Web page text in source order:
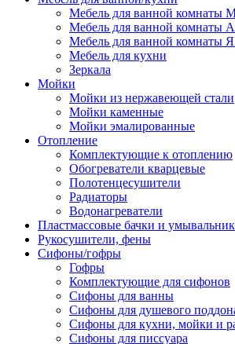
Мебель для ванной комнаты
Мебель для ванной
Мебель для ванной комнаты
Мебель для кухни
Зеркала
Мойки
Мойки из нержавеющей стали
Мойки каменные
Мойки эмалированные
Отопление
Комплектующие к отоплению
Обогреватели кварцевые
Полотенцесушители
Радиаторы
Водонагреватели
Пластмассовые бачки и
Рукосушители, фены
Сифоны/гофры
Гофры
Комплектующие для сифонов
Сифоны для ванны
Сифоны для душевого
Сифоны для кухни, мойки и
Сифоны для писсуара